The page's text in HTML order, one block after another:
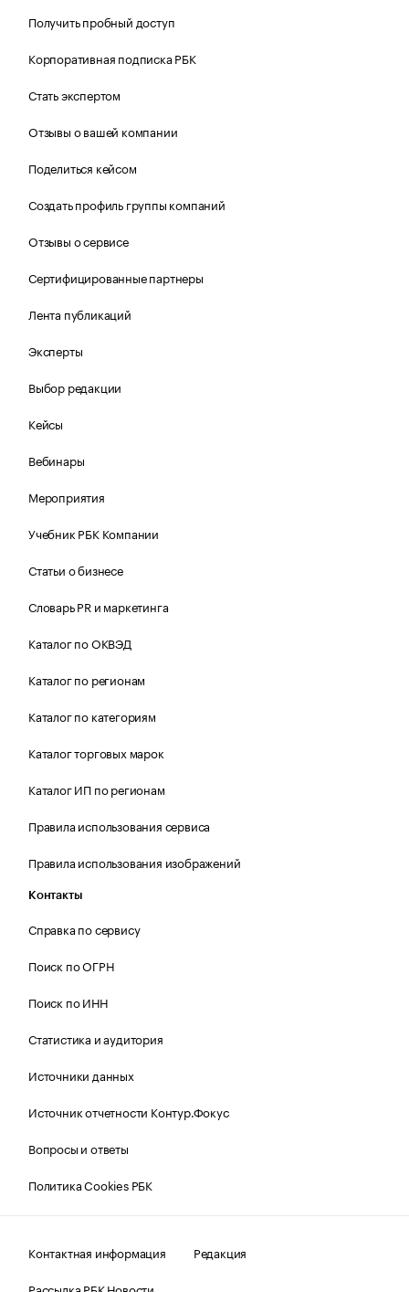
Получить пробный доступ
Корпоративная подписка РБК
Стать экспертом
Отзывы о вашей компании
Поделиться кейсом
Создать профиль группы компаний
Отзывы о сервисе
Сертифицированные партнеры
Лента публикаций
Эксперты
Выбор редакции
Кейсы
Вебинары
Мероприятия
Учебник РБК Компании
Статьи о бизнесе
Словарь PR и маркетинга
Каталог по ОКВЭД
Каталог по регионам
Каталог по категориям
Каталог торговых марок
Каталог ИП по регионам
Правила использования сервиса
Правила использования изображений
Контакты
Справка по сервису
Поиск по ОГРН
Поиск по ИНН
Статистика и аудитория
Источники данных
Источник отчетности Контур.Фокус
Вопросы и ответы
Политика Cookies РБК
Контактная информация
Редакция